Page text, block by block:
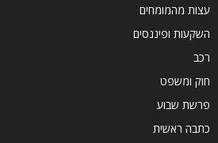
עצות מהמומחים
השקעות ופיננסים
רכב
חוק ומשפט
פרשת שבוע
כתבה ראשית